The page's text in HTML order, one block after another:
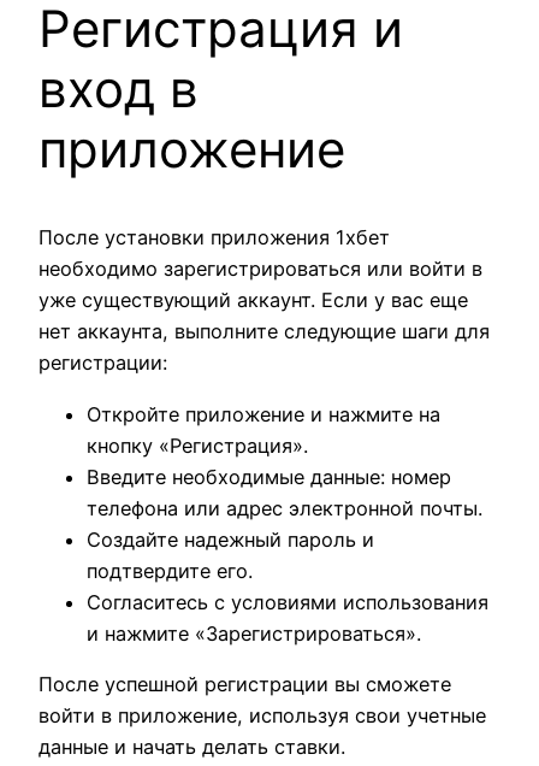
Регистрация и
вход в
приложение
После установки приложения 1хбет
необходимо зарегистрироваться или войти в
уже существующий аккаунт. Если у вас еще
нет аккаунта, выполните следующие шаги для
регистрации:
Откройте приложение и нажмите на
кнопку «Регистрация».
Введите необходимые данные: номер
телефона или адрес электронной почты.
Создайте надежный пароль и
подтвердите его.
Согласитесь с условиями использования
и нажмите «Зарегистрироваться».
После успешной регистрации вы сможете
войти в приложение, используя свои учетные
данные и начать делать ставки.